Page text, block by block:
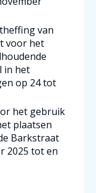
van
voor het
in het
op 24 tot
het gebruik
plaatsen
Barkstraat
2025 tot en